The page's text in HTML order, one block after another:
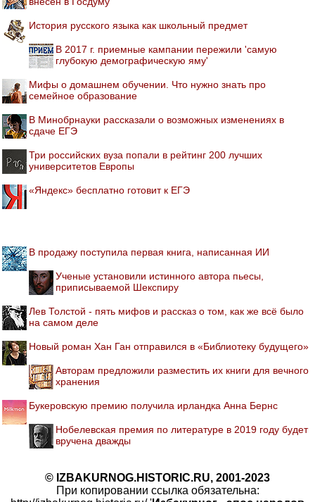
История русского языка как школьный предмет
В 2017 г. приемные кампании пережили 'самую
глубокую демографическую яму'
Мифы о домашнем обучении. Что нужно знать про
семейное образование
В Минобрнауки рассказали о возможных изменениях в
сдаче ЕГЭ
Три российских вуза попали в рейтинг 200 лучших
университетов Европы
«Яндекс» бесплатно готовит к ЕГЭ
В продажу поступила первая книга, написанная ИИ
Ученые установили истинного автора пьесы,
приписываемой Шекспиру
Лев Толстой - пять мифов и рассказ о том, как же всё было
на самом деле
Новый роман Хан Ган отправился в «Библиотеку будущего»
Авторам предложили разместить их книги для вечного
хранения
Букеровскую премию получила ирландка Анна Бернс
Нобелевская премия по литературе в 2019 году будет
вручена дважды
© IZBAKURNOG.HISTORIC.RU, 2001-2023
При копировании ссылка обязательна: